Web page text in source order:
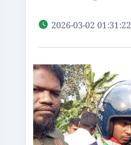
2026-03-02 01:31:22